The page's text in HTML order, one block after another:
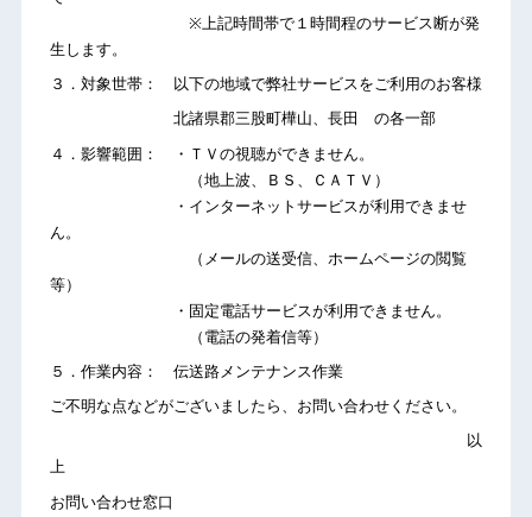
※上記時間帯で１時間程のサービス断が発
生します。
３．対象世帯： 以下の地域で弊社サービスをご利用のお客様
北諸県郡三股町樺山、長田 の各一部
４．影響範囲： ・ＴＶの視聴ができません。
（地上波、ＢＳ、ＣＡＴＶ）
・インターネットサービスが利用できませ
ん。
（メールの送受信、ホームページの閲覧
等）
・固定電話サービスが利用できません。
（電話の発着信等）
５．作業内容： 伝送路メンテナンス作業
ご不明な点などがございましたら、お問い合わせください。
以
上
お問い合わせ窓口